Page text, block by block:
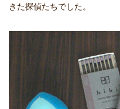
きた探偵たちでした。